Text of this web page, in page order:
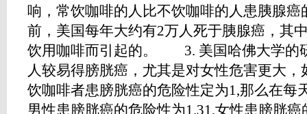
响，常饮咖啡的人比不饮咖啡的人患胰腺癌
前，美国每年大约有2万人死于胰腺癌，其
饮用咖啡而引起的。 3. 美国哈佛大学的
人较易得膀胱癌，尤其是对女性危害更大
饮咖啡者患膀胱癌的危险性定为1,那么在每
男性患膀胱癌的危险性为1.31,女性患膀胱